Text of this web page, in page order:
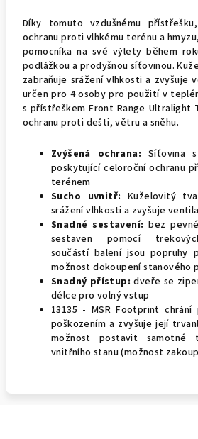
Díky tomuto vzdušnému
ochranu proti vlhkému terénu a
pomocníka na své výlety během
podlážkou a prodyšnou síťovinou.
zabraňuje srážení vlhkosti a zvyšuje
určen pro 4 osoby pro použití v
s přístřeškem Front Range Ultralight
ochranu proti dešti, větru a sněhu.
Zvýšená ochrana: Síťovina
poskytující celoroční ochranu
terénem
Sucho uvnitř: Kuželovitý
srážení vlhkosti a zvyšuje
Snadné sestavení: bez
sestaven pomocí
součástí balení jsou popruhy
možnost dokoupení stanového
Snadný přístup: dveře se
délce pro volný vstup
13135 - MSR Footprint
poškozením a zvyšuje její
možnost postavit samotné
vnitřního stanu (možnost